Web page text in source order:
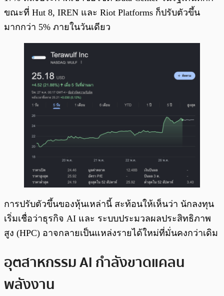
ขณะที่ Hut 8, IREN และ Riot Platforms ก็ปรับตัวขึ้น
มากกว่า 5% ภายในวันเดียว
การปรับตัวขึ้นของหุ้นเหล่านี้ สะท้อนให้เห็นว่า นักลงทุน
เริ่มเชื่อว่าธุรกิจ AI และ ระบบประมวลผลประสิทธิภาพ
สูง (HPC) อาจกลายเป็นแหล่งรายได้ใหม่ที่มั่นคงกว่าเดิม
อุตสาหกรรม AI กำลังขาดแคลน
พลังงาน